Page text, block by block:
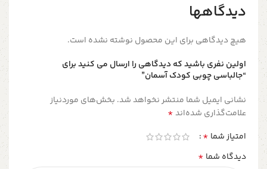
دیدگاهها
هیچ دیدگاهی برای این محصول نوشته نشده است.
اولین نفری باشید که دیدگاهی را ارسال می کنید برای
“جالباسی چوبی کودک آسمان”
نشانی ایمیل شما منتشر نخواهد شد. بخش‌های موردنیاز
علامت‌گذاری شده‌اند*
امتیاز شما *
دیدگاه شما *